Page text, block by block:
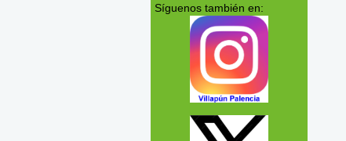
Síguenos también en: